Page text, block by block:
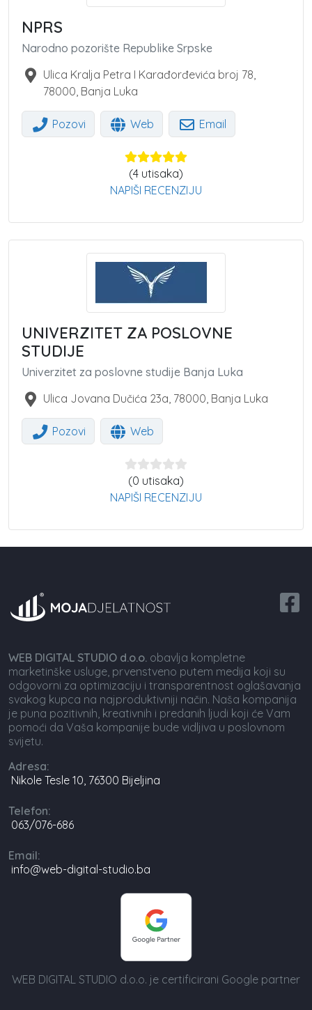
NPRS
Narodno pozorište Republike Srpske
Ulica Kralja Petra I Karađorđevića broj 78
78000 Banja Luka
Pozovi Web Email
(4 utisaka)
NAPIŠI RECENZIJU
UNIVERZITET ZA POSLOVNE
STUDIJE
Univerzitet za poslovne studije Banja Luka
Ulica Jovana Dučića 23a 78000 Banja Luka
Pozovi Web
(0 utisaka)
NAPIŠI RECENZIJU
WEB DIGITAL STUDIO d.o.o. obavlja kompletne
marketinške usluge, prvenstveno putem medija koji su
odgovorni za optimizaciju i transparentnost oglašavanja
svakog kupca na najproduktivniji način. Naša kompanija
je puna pozitivnih, kreativnih i predanih ljudi koji će Vam
pomoći da Vaša kompanije bude vidljiva u poslovnom
svijetu.
Adresa:
Nikole Tesle 10, 76300 Bijeljina
Telefon:
063/076-686
Email:
info@web-digital-studio.ba
WEB DIGITAL STUDIO d.o.o. je certificirani Google partner